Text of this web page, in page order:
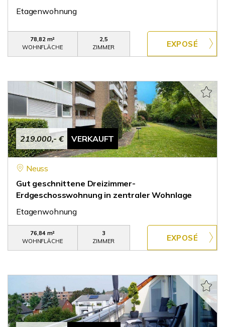
Etagenwohnung
78,82 m²
WOHNFLÄCHE
2,5
ZIMMER
219.000,- € VERKAUFT
Neuss
Gut geschnittene Dreizimmer-
Erdgeschosswohnung in zentraler Wohnlage
Etagenwohnung
76,84 m²
WOHNFLÄCHE
3
ZIMMER